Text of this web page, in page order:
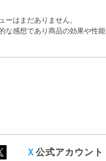
ーはまだありません。
感想であり商品の効果や性能
Ｘ公式アカウント